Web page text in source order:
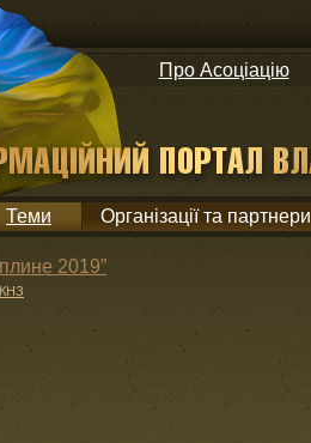
Про Асоціацію
Теми Організації та партнери
2019”
КНЗ